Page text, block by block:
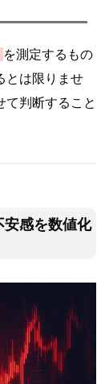
を測定するもの
とは限りませ
て判断すること
安感を数値化